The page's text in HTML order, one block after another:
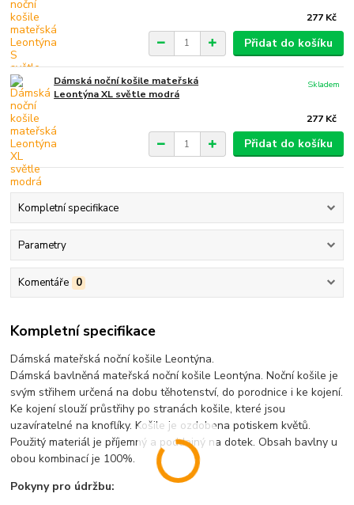
277 Kč
Přidat do košíku
Dámská noční košile mateřská
Leontýna XL světle modrá
277 Kč
Skladem
Přidat do košíku
Kompletní specifikace
Parametry
Komentáře 0
Kompletní specifikace
Dámská mateřská noční košile Leontýna.
Dámská bavlněná mateřská noční košile Leontýna. Noční košile je
svým střihem určená na dobu těhotenství, do porodnice i ke kojení.
Ke kojení slouží průstřihy po stranách košile, které jsou
uzavíratelné na knoflíky. Košile je ozdobena potiskem květů.
Použitý materiál je příjemný a poddajný na dotek. Obsah bavlny u
obou kombinací je 100%.
Pokyny pro údržbu: